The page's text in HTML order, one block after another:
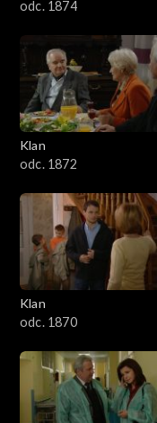
odc. 1874
Klan
odc. 1872
Klan
odc. 1870